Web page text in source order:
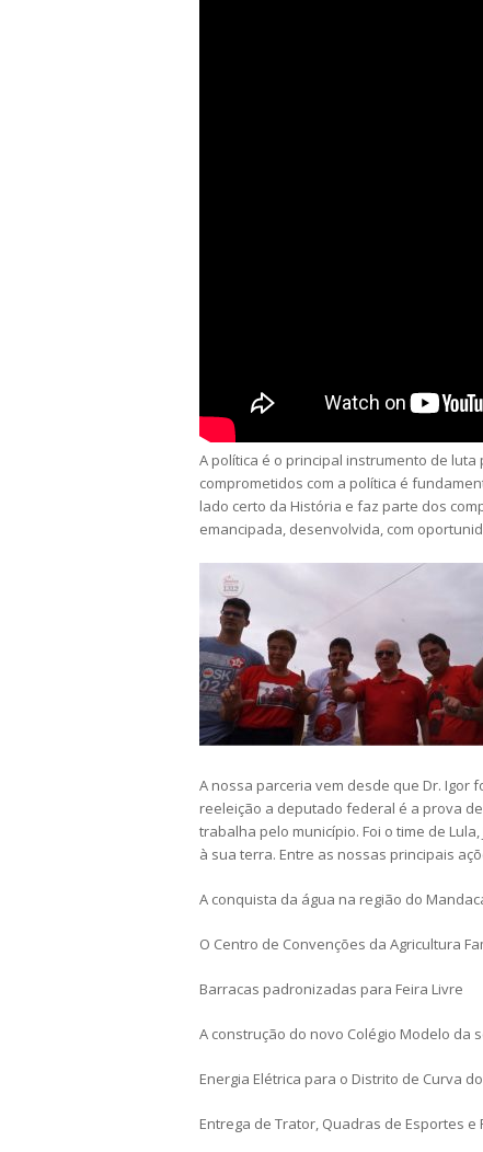
A política é o principal instrumento de
comprometidos com a política é
lado certo da História e faz parte dos
emancipada, desenvolvida, com
A nossa parceria vem desde que Dr. Igor
reeleição a deputado federal é a prova
trabalha pelo município. Foi o time de
à sua terra. Entre as nossas principais
A conquista da água na região do
O Centro de Convenções da Agricultura
Barracas padronizadas para Feira Livre
A construção do novo Colégio Modelo da
Energia Elétrica para o Distrito de Curva
Entrega de Trator, Quadras de Esportes e